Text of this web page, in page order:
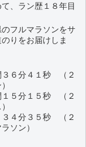
、ラン歴１８年目
フルマラソンをサ
りをお届けしま
６分４１秒 （２
５分１５秒 （２
３５秒 （２
ラソン）